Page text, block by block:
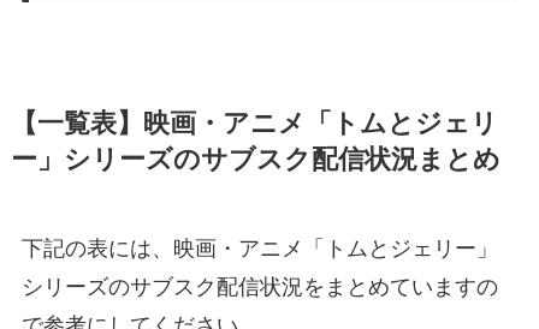
【一覧表】映画・アニメ「トムとジェリ
ー」シリーズのサブスク配信状況まとめ
下記の表には、映画・アニメ「トムとジェリー」
シリーズのサブスク配信状況をまとめていますの